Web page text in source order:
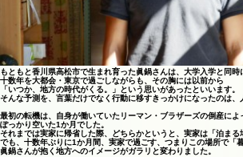
もともと香川県高松市で生まれ育った眞鍋さんは、大学入学と同時
十数年を大都会・東京で過ごしながらも、その胸には以前から
「いつか、地方の時代がくる。」という思いがあったといいます。
そんな予測を、言葉だけでなく行動に移すきっかけになったのは、
最初の転機は、自身が働いていたリーマン・ブラザーズの倒産によ
ぽっかり空いた1か月でした。
それまでは実家に帰省した際、どちらかというと、実家は「泊まる
でも、十数年ぶりに1か月間、実家で過ごす、つまりこの場所で「
眞鍋さんが抱く地方へのイメージがガラリと変わりました。